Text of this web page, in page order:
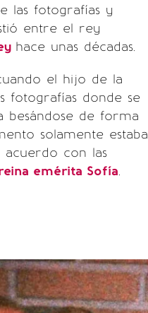
las fotografías y
entre el rey
hace unas décadas.
el hijo de la
fotografías donde se
besándose de forma
solamente estaba
acuerdo con las
emérita Sofía.